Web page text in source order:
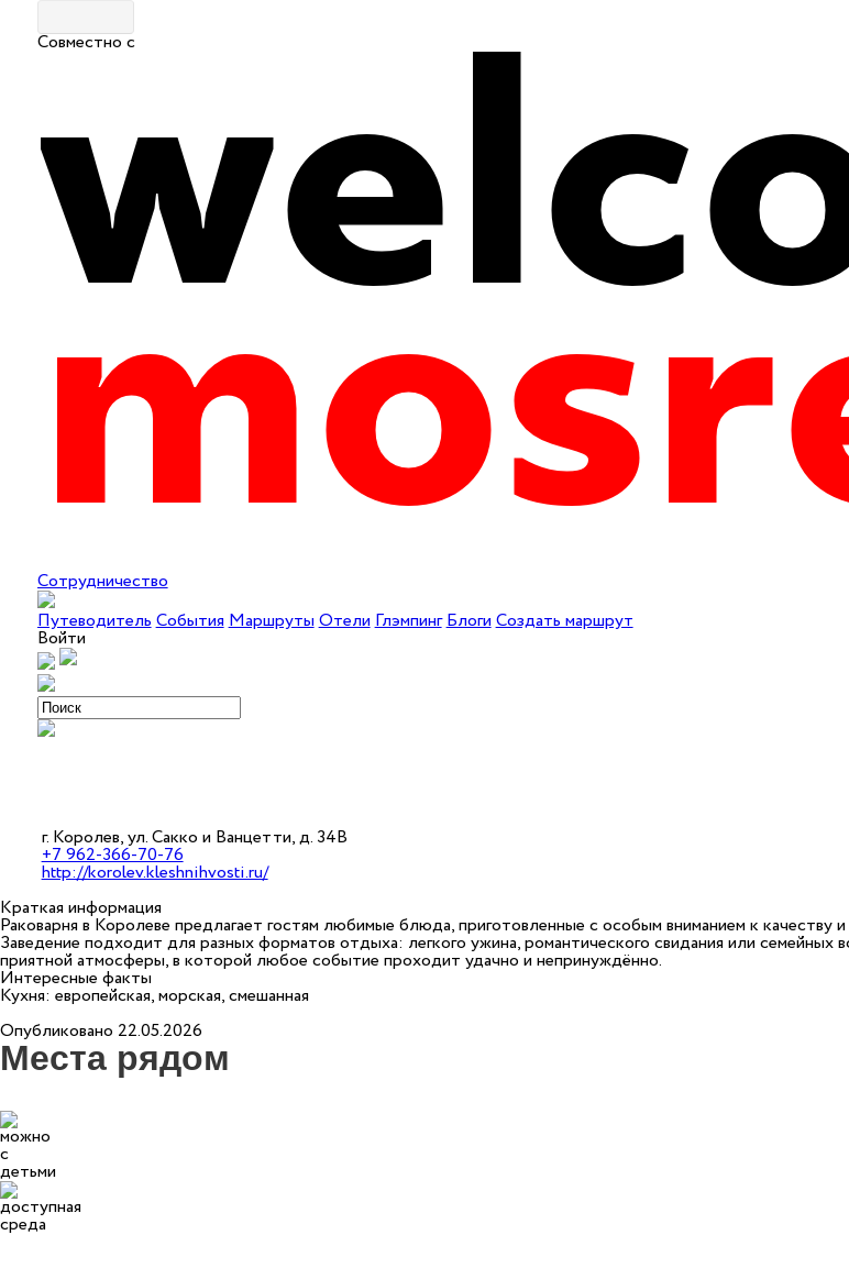
Совместно с
Сотрудничество
ПутеводительСобытияМаршрутыОтелиГлэмпингБлогиСоздать маршрут
Войти
Главная Путеводитель | Гастрономия
Ресторан "Клешни и хвосты"
г. Королев, ул. Сакко и Ванцетти, д. 34В
+7 962-366-70-76
http://korolev.kleshnihvosti.ru/
Краткая информация
Раковарня в Королеве предлагает гостям любимые блюда, приготовленные с особым вниманием к качеству и
Заведение подходит для разных форматов отдыха: легкого ужина, романтического свидания или
приятной атмосферы, в которой любое событие проходит удачно и непринуждённо.
Интересные факты
Кухня: европейская, морская, смешанная
Опубликовано 22.05.2026
Места рядом